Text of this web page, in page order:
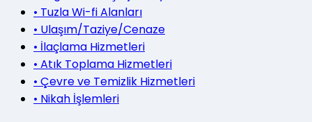
• Tuzla Wi-fi Alanları
• Ulaşım/Taziye/Cenaze
• İlaçlama Hizmetleri
• Atık Toplama Hizmetleri
• Çevre ve Temizlik Hizmetleri
• Nikah İşlemleri